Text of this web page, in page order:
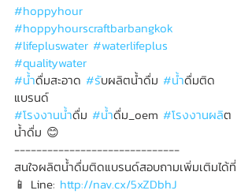
#hoppyhour
#hoppyhourscraftbarbangkok
#lifepluswater #waterlifeplus
#qualitywater
#น้ำดื่มสะอาด #รับผลิตน้ำดื่ม #น้ำดื่มติด
แบรนด์
#โรงงานน้ำดื่ม #น้ำดื่ม_oem #โรงงานผลิต
น้ำดื่ม 😊
------------------------------
สนใจผลิตน้ำดื่มติดแบรนด์สอบถามเพิ่มเติมได้ที่
📱 Line: http://nav.cx/5xZDbhJ